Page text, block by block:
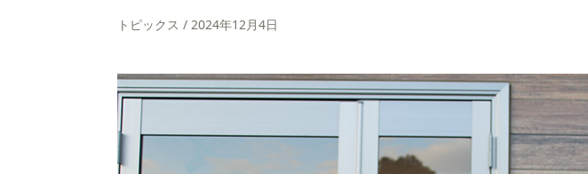
トピックス 2024年12月4日